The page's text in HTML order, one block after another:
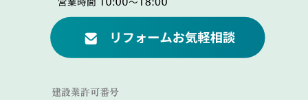
Link
建設業許可番号